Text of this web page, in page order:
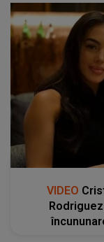
VIDEO